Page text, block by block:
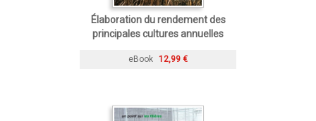
Élaboration du rendement des
principales cultures annuelles
eBook 12,99 €